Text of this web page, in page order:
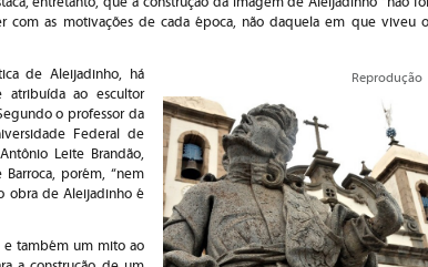
com as motivações de cada época, não daquela em que viveu o
Reprodução
de Aleijadinho, há
atribuída ao escultor
o professor da
Federal de
Leite Brandão,
porém, “nem
obra de Aleijadinho é
e também um mito ao